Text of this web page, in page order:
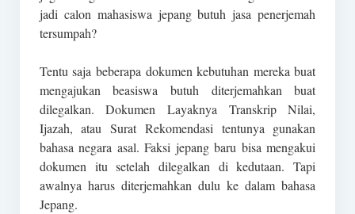
jadi calon mahasiswa jepang butuh jasa penerjemah
tersumpah?
Tentu saja beberapa dokumen kebutuhan mereka buat
mengajukan beasiswa butuh diterjemahkan buat
dilegalkan. Dokumen Layaknya Transkrip Nilai,
Ijazah, atau Surat Rekomendasi tentunya gunakan
bahasa negara asal. Faksi jepang baru bisa mengakui
dokumen itu setelah dilegalkan di kedutaan. Tapi
awalnya harus diterjemahkan dulu ke dalam bahasa
Jepang.